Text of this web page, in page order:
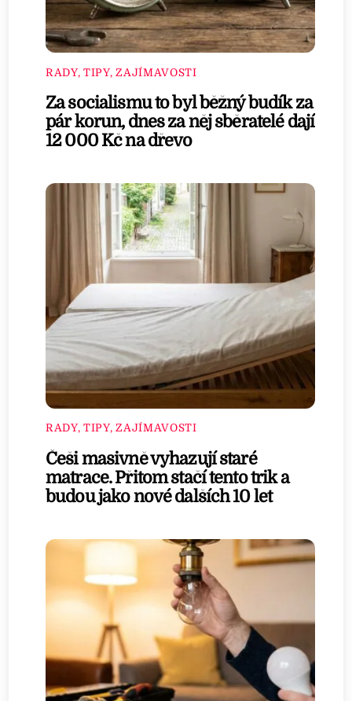
RADY, TIPY, ZAJÍMAVOSTI
Za socialismu to byl běžný budík za
pár korun, dnes za něj sběratelé dají
12 000 Kč na dřevo
RADY, TIPY, ZAJÍMAVOSTI
Češi masivně vyhazují staré
matrace. Přitom stačí tento trik a
budou jako nové dalších 10 let